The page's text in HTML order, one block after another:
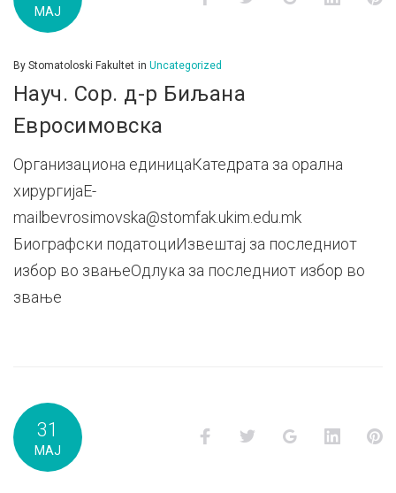
м.г
МАЈ
By Stomatoloski Fakultet in Uncategorized
Науч. Сор. д-р Биљана
Евросимовска
Организациона единицаКатедрата за орална
хирургијаE-
mailbevrosimovska@stomfak.ukim.edu.mk
Биографски податоциИзвештај за последниот
избор во звањеОдлука за последниот избор во
звање
31
МАЈ
FacebookTwitter Google+